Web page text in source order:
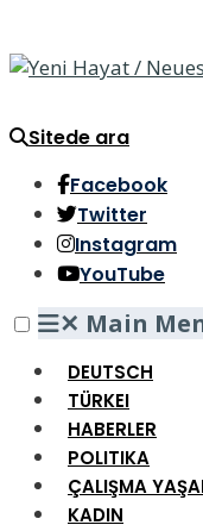
Sitede ara
Facebook
Twitter
Instagram
YouTube
✕ Main
DEUTSCH
TÜRKEI
HABERLER
POLITIKA
ÇALIŞMA
KADIN